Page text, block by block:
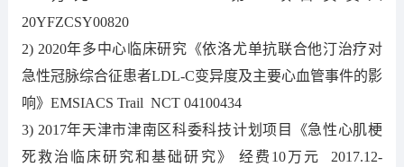
20YFZCSY00820
2) 2020年多中心临床研究《依洛尤单抗联合他汀治疗对
急性冠脉综合征患者LDL-C变异度及主要心血管事件的影
响》EMSIACS Trail NCT 04100434
3) 2017年天津市津南区科委科技计划项目《急性心肌梗
死救治临床研究和基础研究》 经费10万元 2017.12-